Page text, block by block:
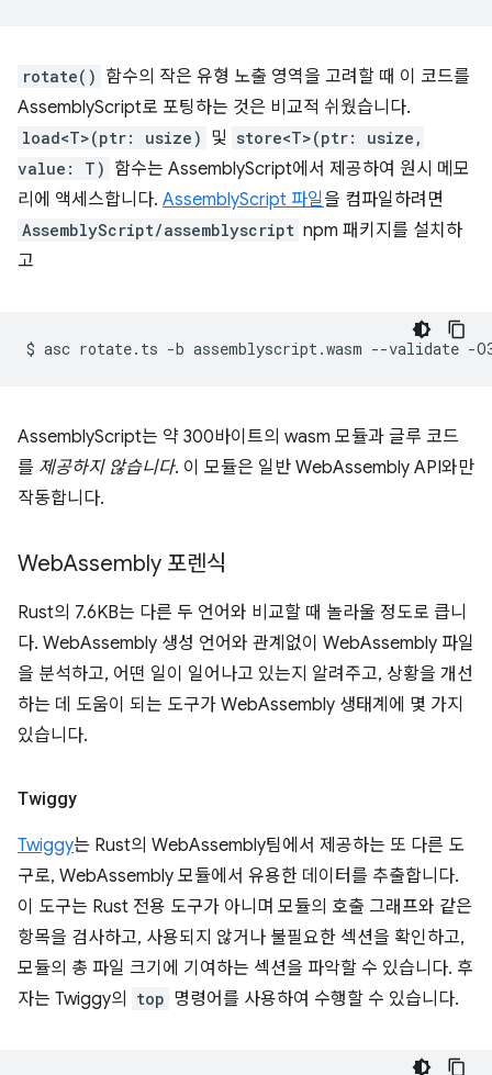
rotate() 함수의 작은 유형 노출 영역을 고려할 때 이 코드를
AssemblyScript로 포팅하는 것은 비교적 쉬웠습니다.
load<T>(ptr: usize) 및 store<T>(ptr: usize,
value: T) 함수는 AssemblyScript에서 제공하여 원시 메모
리에 액세스합니다. AssemblyScript 파일을 컴파일하려면
AssemblyScript/assemblyscript npm 패키지를 설치하
고
$ asc rotate.ts -b assemblyscript.wasm --validate
AssemblyScript는 약 300바이트의 wasm 모듈과 글루 코드
를 제공하지 않습니다. 이 모듈은 일반 WebAssembly API와만
작동합니다.
WebAssembly 포렌식
Rust의 7.6KB는 다른 두 언어와 비교할 때 놀라울 정도로 큽니
다. WebAssembly 생성 언어와 관계없이 WebAssembly 파일
을 분석하고, 어떤 일이 일어나고 있는지 알려주고, 상황을 개선
하는 데 도움이 되는 도구가 WebAssembly 생태계에 몇 가지
있습니다.
Twiggy
Twiggy는 Rust의 WebAssembly팀에서 제공하는 또 다른 도
구로, WebAssembly 모듈에서 유용한 데이터를 추출합니다.
이 도구는 Rust 전용 도구가 아니며 모듈의 호출 그래프와 같은
항목을 검사하고, 사용되지 않거나 불필요한 섹션을 확인하고,
모듈의 총 파일 크기에 기여하는 섹션을 파악할 수 있습니다. 후
자는 Twiggy의
top 명령어를 사용하여 수행할 수 있습니다.